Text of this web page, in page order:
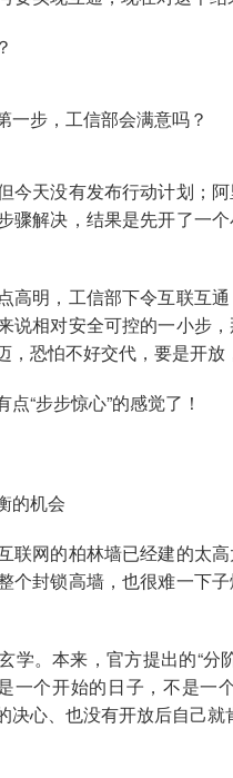
今天没有发布行动计划；
骤解决，结果是先开了一
高明，工信部下令互联互
说相对安全可控的一小步
，恐怕不好交代，要是开放
“步步惊心”的感觉了！
的机会
联网的柏林墙已经建的太
个封锁高墙，也很难一下
学。本来，官方提出的“
一个开始的日子，不是一
决心、也没有开放后自己就